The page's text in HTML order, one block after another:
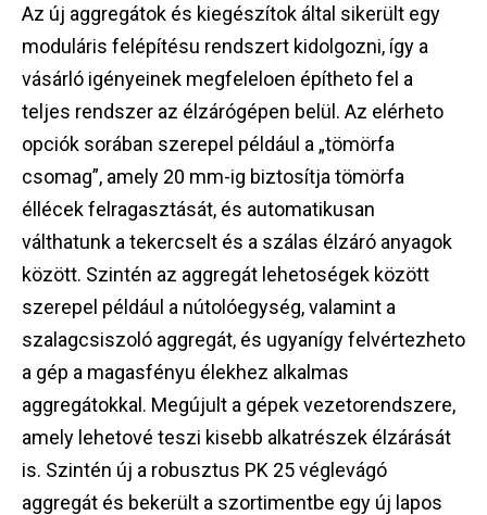
Az új aggregátok és kiegészítok által sikerült egy
moduláris felépítésu rendszert kidolgozni, így a
vásárló igényeinek megfeleloen építheto fel a
teljes rendszer az élzárógépen belül. Az elérheto
opciók sorában szerepel például a „tömörfa
csomag”, amely 20 mm-ig biztosítja tömörfa
éllécek felragasztását, és automatikusan
válthatunk a tekercselt és a szálas élzáró anyagok
között. Szintén az aggregát lehetoségek között
szerepel például a nútolóegység, valamint a
szalagcsiszoló aggregát, és ugyanígy felvértezheto
a gép a magasfényu élekhez alkalmas
aggregátokkal. Megújult a gépek vezetorendszere,
amely lehetové teszi kisebb alkatrészek élzárását
is. Szintén új a robusztus PK 25 véglevágó
aggregát és bekerült a szortimentbe egy új lapos